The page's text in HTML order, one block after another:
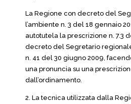
La Regione con decreto del
l’ambiente n. 3 del 18 gennaio
autotutela la prescrizione n. 7.3
decreto del Segretario
n. 41 del 30 giugno 2009,
una pronuncia su una
dall’ordinamento.
2. La tecnica utilizzata dalla